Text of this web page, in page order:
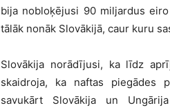
bija nobloķējusi 90 miljardus
tālāk nonāk Slovākijā, caur kuru
Slovākija norādījusi, ka līdz
skaidroja, ka naftas piegādes
savukārt Slovākija un